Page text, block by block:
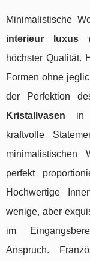
Minimalistische
interieur luxus
höchster Qualität.
Formen ohne
der Perfektion
Kristallvasen in
kraftvolle
minimalistischen
perfekt
Hochwertige
wenige, aber
im
Anspruch.